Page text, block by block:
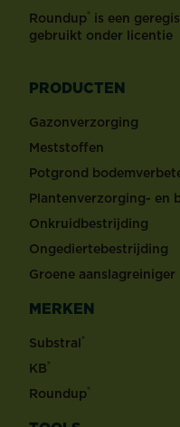
Roundup® is een
gebruikt onder licentie
PRODUCTEN
Gazonverzorging
Meststoffen
Potgrond
Plantenverzorging- en
Onkruidbestrijding
Ongediertebestrijding
Groene aanslagreiniger
MERKEN
Substral®
KB®
Roundup®